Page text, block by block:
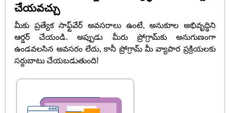
చేయవచ్చు
మీకు ప్రత్యేక సాఫ్ట్‌వేర్ అవసరాలు ఉంటే, అనుకూల అభివృద్ధిని
ఆర్డర్ చేయండి. అప్పుడు మీరు ప్రోగ్రామ్‌కు అనుగుణంగా
ఉండవలసిన అవసరం లేదు, కానీ ప్రోగ్రామ్ మీ వ్యాపార ప్రక్రియలకు
సర్దుబాటు చేయబడుతుంది!